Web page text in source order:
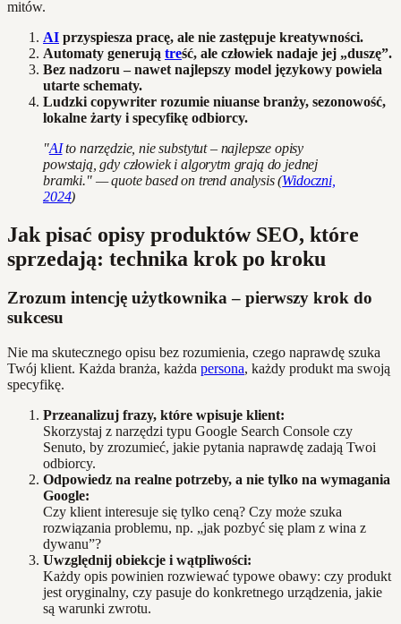
mitów.
AI przyspiesza pracę, ale nie zastępuje kreatywności.
Automaty generują treść, ale człowiek nadaje jej „duszę”.
Bez nadzoru – nawet najlepszy model językowy powiela
utarte schematy.
Ludzki copywriter rozumie niuanse branży, sezonowość,
lokalne żarty i specyfikę odbiorcy.
"AIto narzędzie, nie substytut – najlepsze opisy
powstają, gdy człowiek i algorytm grają do jednej
bramki." — quote based on trend analysis (Widoczni,
2024)
Jak pisać opisy produktów SEO, które
sprzedają: technika krok po kroku
Zrozum intencję użytkownika – pierwszy krok do
sukcesu
Nie ma skutecznego opisu bez rozumienia, czego naprawdę szuka
Twój klient. Każda branża, każda persona, każdy produkt ma swoją
specyfikę.
Przeanalizuj frazy, które wpisuje klient:
Skorzystaj z narzędzi typu Google Search Console czy
Senuto, by zrozumieć, jakie pytania naprawdę zadają Twoi
odbiorcy.
Odpowiedz na realne potrzeby, a nie tylko na wymagania
Google:
Czy klient interesuje się tylko ceną? Czy może szuka
rozwiązania problemu, np. „jak pozbyć się plam z wina z
dywanu”?
Uwzględnij obiekcje i wątpliwości:
Każdy opis powinien rozwiewać typowe obawy: czy produkt
jest oryginalny, czy pasuje do konkretnego urządzenia, jakie
są warunki zwrotu.